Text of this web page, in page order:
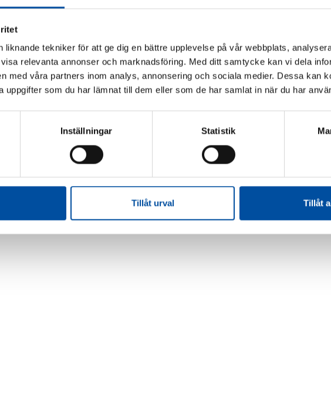
liknande tekniker för att ge dig en bättre upplevelse på vår webbplats,
relevanta annonser och marknadsföring. Med ditt samtycke kan vi dela
med våra partners inom analys, annonsering och sociala medier. Dessa kan
uppgifter som du har lämnat till dem eller som de har samlat in när du har
Inställningar Statistik
Tillåt urval Tillåt